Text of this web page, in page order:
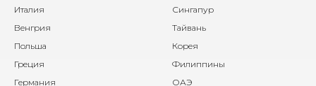
Италия
Венгрия
Польша
Греция
Германия
Сингапур
Тайвань
Корея
Филиппины
ОАЭ